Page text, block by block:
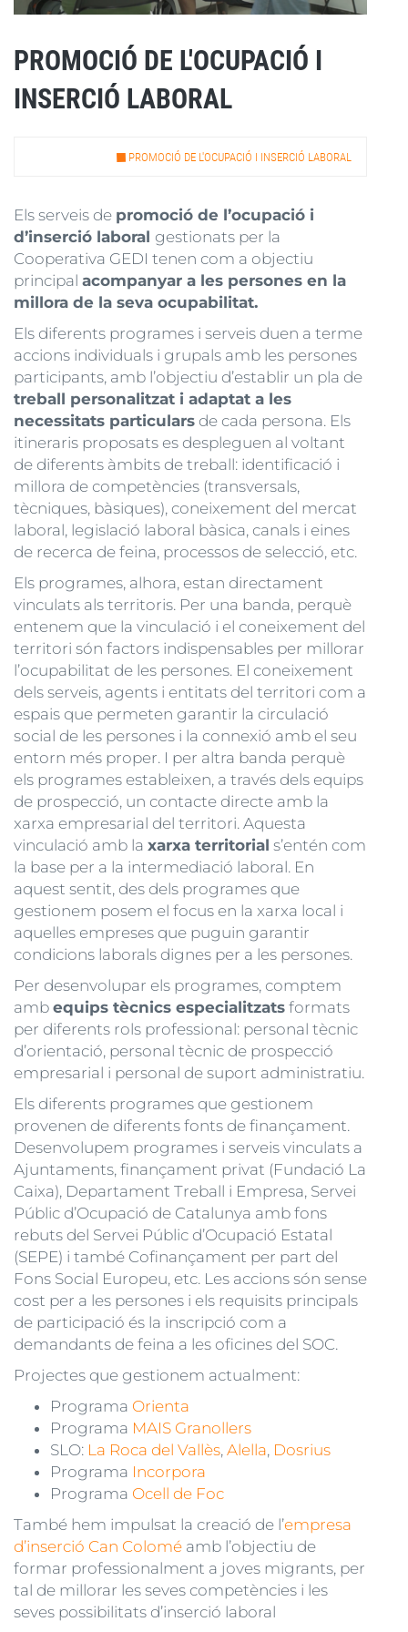
PROMOCIÓ DE L'OCUPACIÓ I
INSERCIÓ LABORAL
PROMOCIÓ DE L'OCUPACIÓ I INSERCIÓ LABORAL
Els serveis de promoció de l’ocupació i
d’inserció laboral gestionats per la
Cooperativa GEDI tenen com a objectiu
principal acompanyar a les persones en la
millora de la seva ocupabilitat.
Els diferents programes i serveis duen a terme
accions individuals i grupals amb les persones
participants, amb l’objectiu d’establir un pla de
treball personalitzat i adaptat a les
necessitats particulars de cada persona. Els
itineraris proposats es despleguen al voltant
de diferents àmbits de treball: identificació i
millora de competències (transversals,
tècniques, bàsiques), coneixement del mercat
laboral, legislació laboral bàsica, canals i eines
de recerca de feina, processos de selecció, etc.
Els programes, alhora, estan directament
vinculats als territoris. Per una banda, perquè
entenem que la vinculació i el coneixement del
territori són factors indispensables per millorar
l’ocupabilitat de les persones. El coneixement
dels serveis, agents i entitats del territori com a
espais que permeten garantir la circulació
social de les persones i la connexió amb el seu
entorn més proper. I per altra banda perquè
els programes estableixen, a través dels equips
de prospecció, un contacte directe amb la
xarxa empresarial del territori. Aquesta
vinculació amb la xarxa territorial s’entén com
la base per a la intermediació laboral. En
aquest sentit, des dels programes que
gestionem posem el focus en la xarxa local i
aquelles empreses que puguin garantir
condicions laborals dignes per a les persones.
Per desenvolupar els programes, comptem
amb equips tècnics especialitzats formats
per diferents rols professional: personal tècnic
d’orientació, personal tècnic de prospecció
empresarial i personal de suport administratiu.
Els diferents programes que gestionem
provenen de diferents fonts de finançament.
Desenvolupem programes i serveis vinculats a
Ajuntaments, finançament privat (Fundació La
Caixa), Departament Treball i Empresa, Servei
Públic d’Ocupació de Catalunya amb fons
rebuts del Servei Públic d’Ocupació Estatal
(SEPE) i també Cofinançament per part del
Fons Social Europeu, etc. Les accions són sense
cost per a les persones i els requisits principals
de participació és la inscripció com a
demandants de feina a les oficines del SOC.
Projectes que gestionem actualment:
Programa Orienta
Programa MAIS Granollers
SLO: La Roca del Vallès, Alella, Dosrius
Programa Incorpora
Programa Ocell de Foc
També hem impulsat la creació de l’empresa
d’inserció Can Colomé amb l’objectiu de
formar professionalment a joves migrants, per
tal de millorar les seves competències i les
seves possibilitats d’inserció laboral